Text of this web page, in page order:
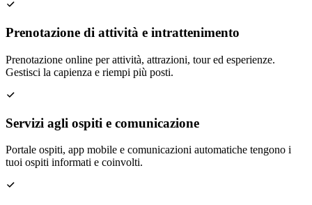
Prenotazione di attività e intrattenimento
Prenotazione online per attività, attrazioni, tour ed esperienze.
Gestisci la capienza e riempi più posti.
Servizi agli ospiti e comunicazione
Portale ospiti, app mobile e comunicazioni automatiche tengono i
tuoi ospiti informati e coinvolti.